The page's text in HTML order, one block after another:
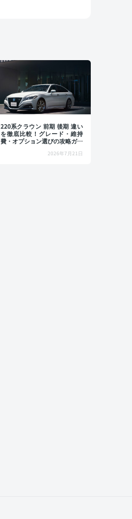
220系クラウン 前期 後期 違い
を徹底比較！グレード・維持
費・オプション選びの攻略ガイ
2026年7月21日